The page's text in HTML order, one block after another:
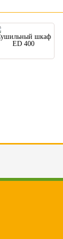
шкаф
ED 400